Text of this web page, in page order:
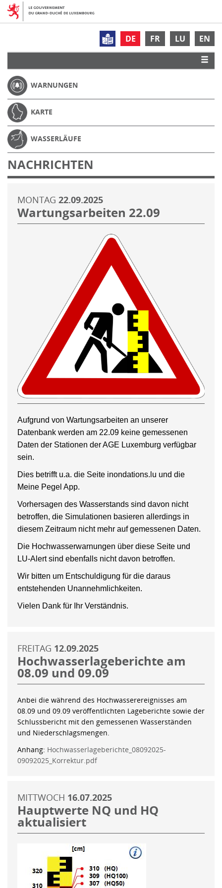
DE FR LU EN
WARNUNGEN
KARTE
WASSERLÄUFE
NACHRICHTEN
MONTAG 22.09.2025
Wartungsarbeiten 22.09
Aufgrund von Wartungsarbeiten an unserer
Datenbank werden am 22.09 keine gemessenen
Daten der Stationen der AGE Luxemburg verfügbar
sein.
Dies betrifft u.a. die Seite inondations.lu und die
Meine Pegel App.
Vorhersagen des Wasserstands sind davon nicht
betroffen, die Simulationen basieren allerdings in
diesem Zeitraum nicht mehr auf gemessenen Daten.
Die Hochwasserwarnungen über diese Seite und
LU-Alert sind ebenfalls nicht davon betroffen.
Wir bitten um Entschuldigung für die daraus
entstehenden Unannehmlichkeiten.
Vielen Dank für Ihr Verständnis.
FREITAG 12.09.2025
Hochwasserlageberichte am
08.09 und 09.09
Anbei die während des Hochwasserereignisses am
08.09 und 09.09 veröffentlichten Lageberichte sowie der
Schlussbericht mit den gemessenen Wasserständen
und Niederschlagsmengen.
Anhang: Hochwasserlageberichte_08092025-
09092025_Korrektur.pdf
MITTWOCH 16.07.2025
Hauptwerte NQ und HQ
aktualisiert